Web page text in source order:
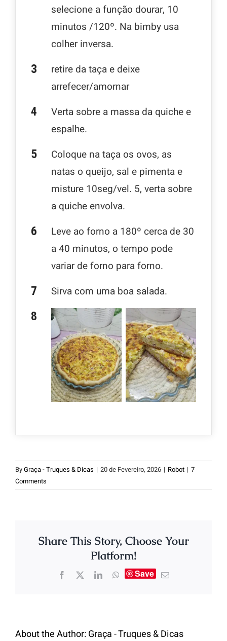
selecione a função dourar, 10
minutos /120º. Na bimby usa
colher inversa.
retire da taça e deixe
arrefecer/amornar
Verta sobre a massa da quiche e
espalhe.
Coloque na taça os ovos, as
natas o queijo, sal e pimenta e
misture 10seg/vel. 5, verta sobre
a quiche envolva.
Leve ao forno a 180º cerca de 30
a 40 minutos, o tempo pode
variar de forno para forno.
Sirva com uma boa salada.
ByGraça - Truques & Dicas | 20 de Fevereiro, 2026 | Robot | 7
Comments
Share This Story, Choose Your
Platform!
Save
About the Author:Graça - Truques & Dicas